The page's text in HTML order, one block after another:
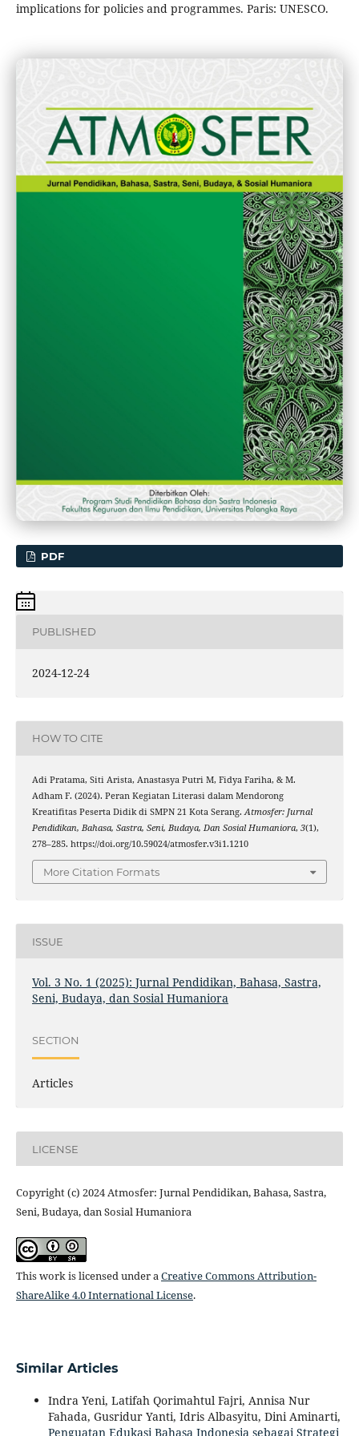
implications for policies and programmes. Paris: UNESCO.
PDF
PUBLISHED
2024-12-24
HOW TO CITE
Adi Pratama, Siti Arista, Anastasya Putri M, Fidya Fariha, & M.
Adham F. (2024). Peran Kegiatan Literasi dalam Mendorong
Kreatifitas Peserta Didik di SMPN 21 Kota Serang.Atmosfer: Jurnal
Pendidikan, Bahasa, Sastra, Seni, Budaya, Dan Sosial Humaniora, 3(1),
278–285. https://doi.org/10.59024/atmosfer.v3i1.1210
More Citation Formats
ISSUE
Vol. 3 No. 1 (2025): Jurnal Pendidikan, Bahasa, Sastra,
Seni, Budaya, dan Sosial Humaniora
SECTION
Articles
LICENSE
Copyright (c) 2024 Atmosfer: Jurnal Pendidikan, Bahasa, Sastra,
Seni, Budaya, dan Sosial Humaniora
This work is licensed under a Creative Commons Attribution-
ShareAlike 4.0 International License.
Similar Articles
Indra Yeni, Latifah Qorimahtul Fajri, Annisa Nur
Fahada, Gusridur Yanti, Idris Albasyitu, Dini Aminarti,
Penguatan Edukasi Bahasa Indonesia sebagai Strategi